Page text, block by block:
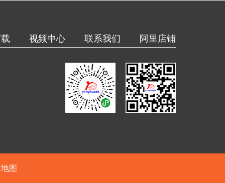
视频中心 联系我们 阿里店铺
图